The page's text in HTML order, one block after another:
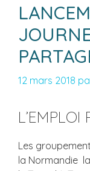
12 mars 2018
L’EMPLOI
Les
la Normandie